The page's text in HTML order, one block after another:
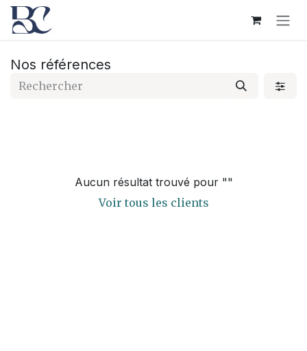
Se rendre au contenu
Nos références
Aucun résultat trouvé pour ""
Voir tous les clients